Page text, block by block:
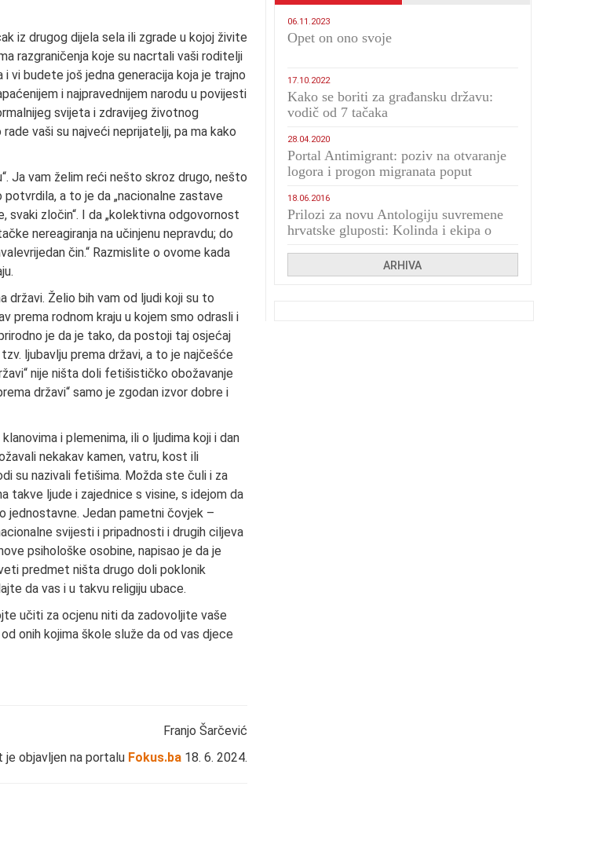
iz drugog dijela sela ili zgrade u kojoj živite
razgraničenja koje su nacrtali vaši roditelji
vi budete još jedna generacija koja je trajno
i najpravednijem narodu u povijesti
svijeta i zdravijeg životnog
vaši su najveći neprijatelji, pa ma kako
Ja vam želim reći nešto skroz drugo, nešto
a to je da „nacionalne zastave
svaki zločin“. I da „kolektivna odgovornost
nereagiranja na učinjenu nepravdu; do
čin.“ Razmislite o ovome kada
državi. Želio bih vam od ljudi koji su to
prema rodnom kraju u kojem smo odrasli i
je da je tako, da postoji taj osjećaj
ljubavlju prema državi, a to je najčešće
nije ništa doli fetišističko obožavanje
državi“ samo je zgodan izvor dobre i
i plemenima, ili o ljudima koji i dan
nekakav kamen, vatru, kost ili
su nazivali fetišima. Možda ste čuli i za
takve ljude i zajednice s visine, s idejom da
jednostavne. Jedan pametni čovjek –
svijesti i pripadnosti i drugih ciljeva
psihološke osobine, napisao je da je
predmet ništa drugo doli poklonik
da vas i u takvu religiju ubace.
učiti za ocjenu niti da zadovoljite vaše
onih kojima škole služe da od vas djece
Franjo Šarčević
je objavljen na portalu Fokus.ba 18. 6. 2024.
06.11.2023
​Opet on ono svoje
17.10.2022
Kako se boriti za građansku državu:
vodič od 7 tačaka
28.04.2020
Portal Antimigrant: poziv na otvaranje
logora i progon migranata poput
18.06.2016
Prilozi za novu Antologiju suvremene
hrvatske gluposti: Kolinda i ekipa o
ARHIVA